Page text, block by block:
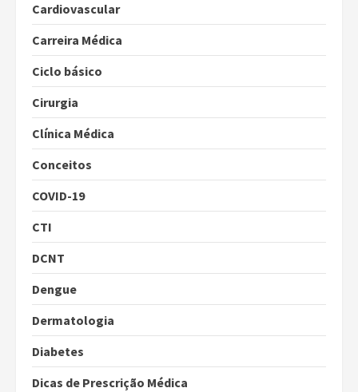
Cardiovascular
Carreira Médica
Ciclo básico
Cirurgia
Clínica Médica
Conceitos
COVID-19
CTI
DCNT
Dengue
Dermatologia
Diabetes
Dicas de Prescrição Médica